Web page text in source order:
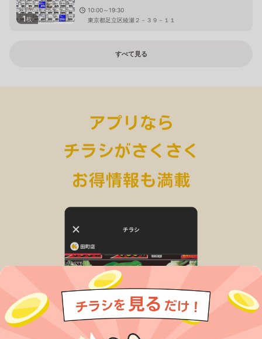
1枚
10:00～19:30
東京都足立区綾瀬２－３９－１１
すべて見る